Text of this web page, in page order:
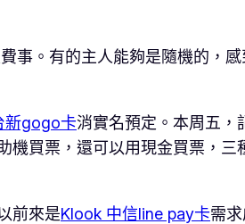
事。有的主人能夠是隨機的，
新gogo卡消實名預定。本周五，
機買票，還可以用現金買票，三
前來是Klook 中信line pay卡需